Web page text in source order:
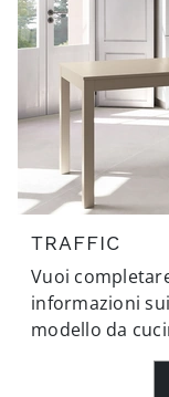
TRAFFIC
Vuoi
informazioni
modello da